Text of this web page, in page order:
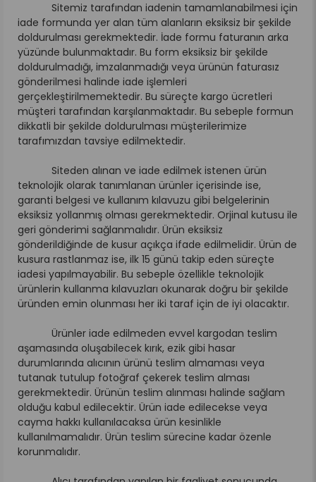
Sitemiz tarafından iadenin tamamlanabilmesi için
iade formunda yer alan tüm alanların eksiksiz bir şekilde
doldurulması gerekmektedir. İade formu faturanın arka
yüzünde bulunmaktadır. Bu form eksiksiz bir şekilde
doldurulmadığı, imzalanmadığı veya ürünün faturasız
gönderilmesi halinde iade işlemleri
gerçekleştirilmemektedir. Bu süreçte kargo ücretleri
müşteri tarafından karşılanmaktadır. Bu sebeple formun
dikkatli bir şekilde doldurulması müşterilerimize
tarafımızdan tavsiye edilmektedir.
Siteden alınan ve iade edilmek istenen ürün
teknolojik olarak tanımlanan ürünler içerisinde ise,
garanti belgesi ve kullanım kılavuzu gibi belgelerinin
eksiksiz yollanmış olması gerekmektedir. Orjinal kutusu ile
geri gönderimi sağlanmalıdır. Ürün eksiksiz
gönderildiğinde de kusur açıkça ifade edilmelidir. Ürün de
kusura rastlanmaz ise, ilk 15 günü takip eden süreçte
iadesi yapılmayabilir. Bu sebeple özellikle teknolojik
ürünlerin kullanma kılavuzları okunarak doğru bir şekilde
üründen emin olunması her iki taraf için de iyi olacaktır.
Ürünler iade edilmeden evvel kargodan teslim
aşamasında oluşabilecek kırık, ezik gibi hasar
durumlarında alıcının ürünü teslim almaması veya
tutanak tutulup fotoğraf çekerek teslim alması
gerekmektedir. Ürünün teslim alınması halinde sağlam
olduğu kabul edilecektir. Ürün iade edilecekse veya
cayma hakkı kullanılacaksa ürün kesinlikle
kullanılmamalıdır. Ürün teslim sürecine kadar özenle
korunmalıdır.